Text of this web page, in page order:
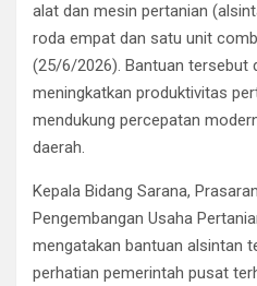
alat dan mesin pertanian
roda empat dan satu unit
(25/6/2026). Bantuan tersebut
meningkatkan produktivitas
mendukung percepatan
daerah.
Kepala Bidang Sarana,
Pengembangan Usaha
mengatakan bantuan alsintan
perhatian pemerintah pusat